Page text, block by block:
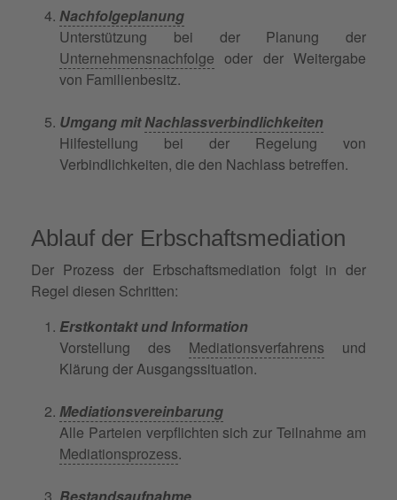
Nachfolgeplanung
Unterstützung bei der Planung der
Unternehmensnachfolge oder der Weitergabe
von Familienbesitz.
Umgang mitNachlassverbindlichkeiten
Hilfestellung bei der Regelung von
Verbindlichkeiten, die den Nachlass betreffen.
Ablauf der Erbschaftsmediation
Der Prozess der Erbschaftsmediation folgt in der
Regel diesen Schritten:
Erstkontakt und Information
Vorstellung des Mediationsverfahrens und
Klärung der Ausgangssituation.
Mediationsvereinbarung
Alle Parteien verpflichten sich zur Teilnahme am
Mediationsprozess.